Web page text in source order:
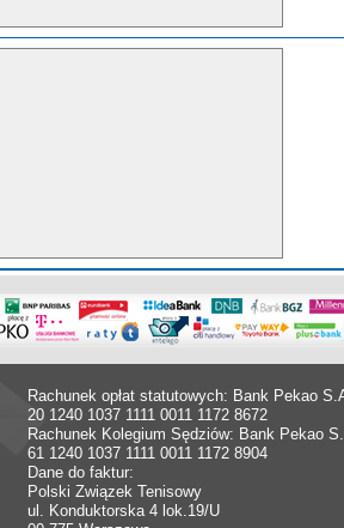
Rachunek opłat statutowych: Bank Pekao
20 1240 1037 1111 0011 1172 8672
Rachunek Kolegium Sędziów: Bank Pekao
61 1240 1037 1111 0011 1172 8904
Dane do faktur:
Polski Związek Tenisowy
ul. Konduktorska 4 lok.19/U